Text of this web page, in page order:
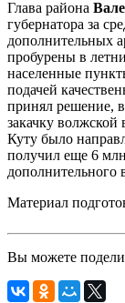
Глава района
губернатора за
дополнительных
пробурены в
населенные
подачей
принял решение,
закачку
Куту было
получил еще 6
дополнительного
Материал
Вы можете